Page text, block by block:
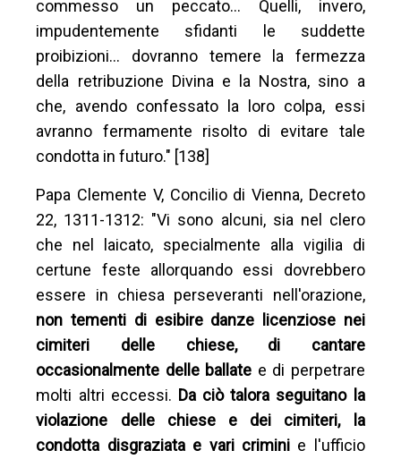
commesso un peccato… Quelli, invero,
impudentemente sfidanti le suddette
proibizioni… dovranno temere la fermezza
della retribuzione Divina e la Nostra, sino a
che, avendo confessato la loro colpa, essi
avranno fermamente risolto di evitare tale
condotta in futuro." [138]
Papa Clemente V, Concilio di Vienna, Decreto
22, 1311-1312: "Vi sono alcuni, sia nel clero
che nel laicato, specialmente alla vigilia di
certune feste allorquando essi dovrebbero
essere in chiesa perseveranti nell'orazione,
non tementi di esibire danze licenziose nei
cimiteri delle chiese, di cantare
occasionalmente delle ballate e di perpetrare
molti altri eccessi. Da ciò talora seguitano la
violazione delle chiese e dei cimiteri, la
condotta disgraziata e vari crimini e l'ufficio